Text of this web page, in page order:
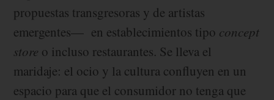
propuestas transgresoras y de artistas
emergentes— en establecimientos tipo concept
store o incluso restaurantes. Se lleva el
maridaje: el ocio y la cultura confluyen en un
espacio para que el consumidor no tenga que